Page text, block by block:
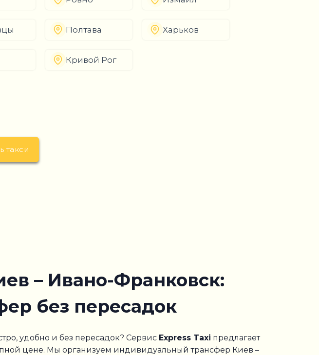
Полтава Харьков
Кривой Рог
такси
– Ивано-Франковск:
без пересадок
удобно и без пересадок? Сервис Express Taxi предлагает
цене. Мы организуем индивидуальный трансфер Киев –